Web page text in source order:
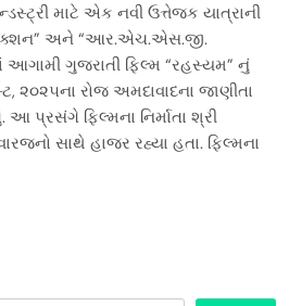
માટે એક નવી ઉત્તેજક યાત્રાની
અને “આર.એચ.એસ.જી.
આગામી ગુજરાતી ફિલ્મ “રહસ્યમ” નું
રોજ અમદાવાદના જાણીતા
પ્રસંગે ફિલ્મના નિર્માતા શ્રી
સાથે હાજર રહ્યા હતા. ફિલ્મના